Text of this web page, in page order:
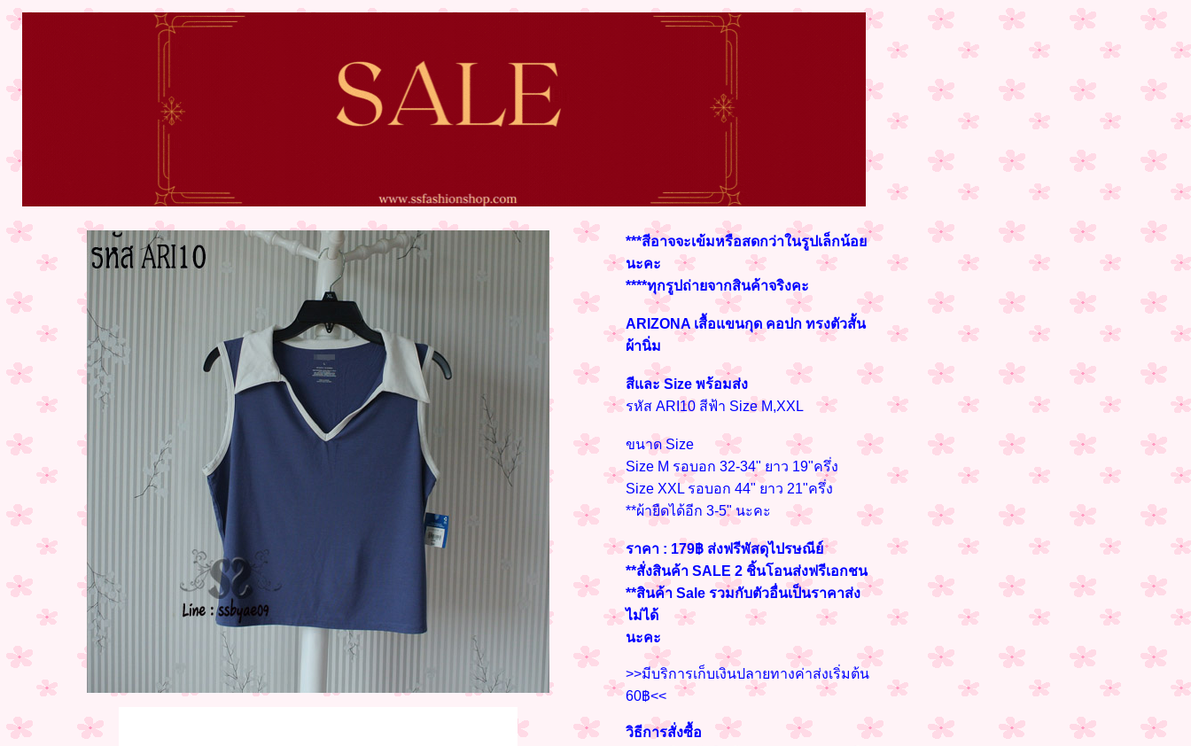
***สีอาจจะเข้มหรือสดกว่าในรูปเล็กน้อย
นะคะ
****ทุกรูปถ่ายจากสินค้าจริงคะ
ARIZONA เสื้อแขนกุด คอปก ทรงตัวสั้น
ผ้านิ่ม
สีและ Size พร้อมส่ง
รหัส ARI10 สีฟ้า Size M,XXL
ขนาด Size
Size M รอบอก 32-34" ยาว 19"ครึ่ง
Size XXL รอบอก 44" ยาว 21"ครึ่ง
**ผ้ายืดได้อีก 3-5" นะคะ
ราคา : 179฿ ส่งฟรีพัสดุไปรษณีย์
**สั่งสินค้า SALE 2 ชิ้นโอนส่งฟรีเอกชน
**สินค้า Sale รวมกับตัวอื่นเป็นราคาส่ง
ไม่ได้
นะคะ
>>มีบริการเก็บเงินปลายทางค่าส่งเริ่มต้น
60฿<<
วิธีการสั่งซื้อ